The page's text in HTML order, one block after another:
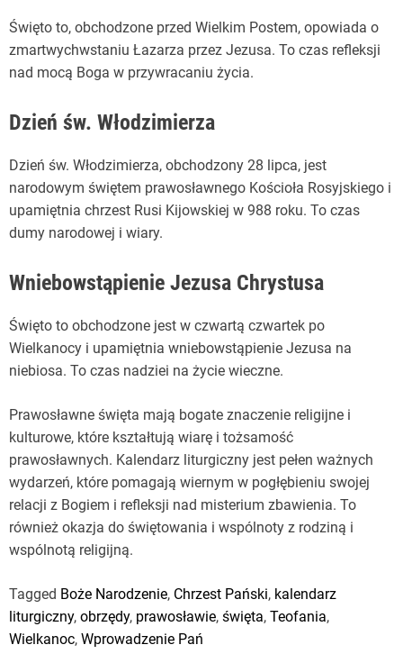
Święto to, obchodzone przed Wielkim Postem, opowiada o
zmartwychwstaniu Łazarza przez Jezusa. To czas refleksji
nad mocą Boga w przywracaniu życia.
Dzień św. Włodzimierza
Dzień św. Włodzimierza, obchodzony 28 lipca, jest
narodowym świętem prawosławnego Kościoła Rosyjskiego i
upamiętnia chrzest Rusi Kijowskiej w 988 roku. To czas
dumy narodowej i wiary.
Wniebowstąpienie Jezusa Chrystusa
Święto to obchodzone jest w czwartą czwartek po
Wielkanocy i upamiętnia wniebowstąpienie Jezusa na
niebiosa. To czas nadziei na życie wieczne.
Prawosławne święta mają bogate znaczenie religijne i
kulturowe, które kształtują wiarę i tożsamość
prawosławnych. Kalendarz liturgiczny jest pełen ważnych
wydarzeń, które pomagają wiernym w pogłębieniu swojej
relacji z Bogiem i refleksji nad misterium zbawienia. To
również okazja do świętowania i wspólnoty z rodziną i
wspólnotą religijną.
Tagged Boże Narodzenie, Chrzest Pański, kalendarz
liturgiczny, obrzędy, prawosławie, święta, Teofania,
Wielkanoc, Wprowadzenie Pań